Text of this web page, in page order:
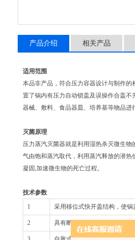
产品介绍 相关产品
适用范围
本品非产品，符合压力容器设计与制作
置了锅内有压力自动锁盖及误操作合盖
器械、敷料、食品器皿、培养基等物品进
灭菌原理
压力蒸汽灭菌器就是利用湿热杀灭微生
气由饱和蒸汽取代，利用蒸汽释放的潜
凝固,加速微生物的死亡过程。
技术参数
1
采用移位式快开盖结构，使
2 具有断水保护装置，工作压力